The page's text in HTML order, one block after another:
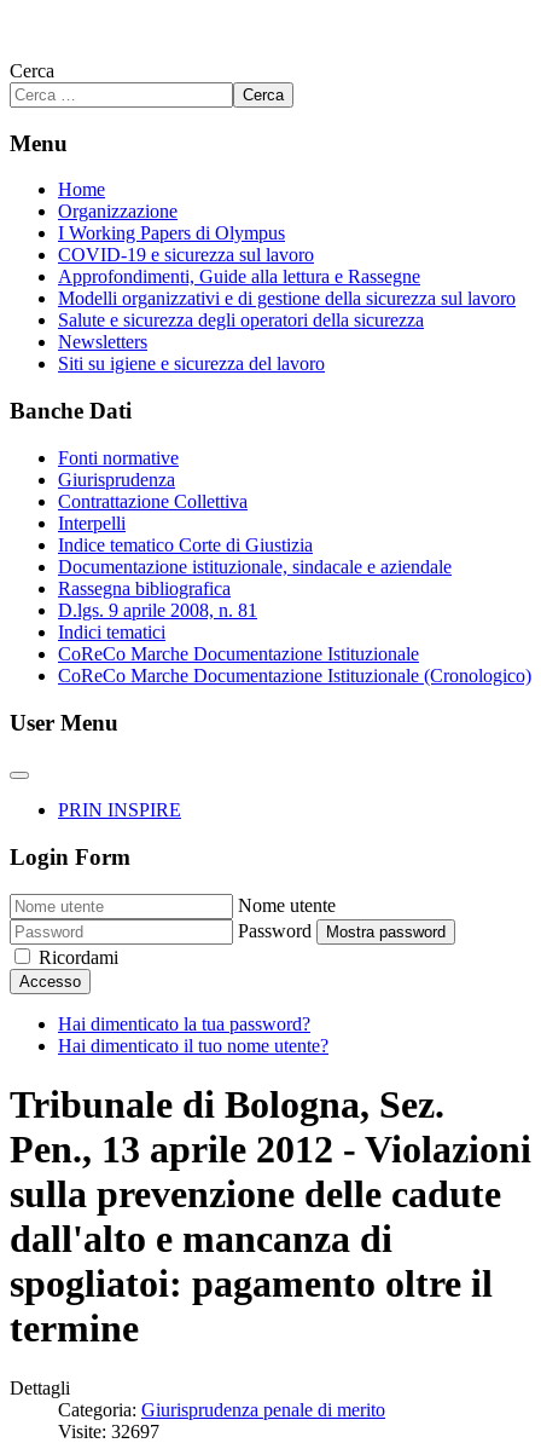
Cerca
Cerca
Menu
Home
Organizzazione
I Working Papers di Olympus
COVID-19 e sicurezza sul lavoro
Approfondimenti, Guide alla lettura e Rassegne
Modelli organizzativi e di gestione della sicurezza sul lavoro
Salute e sicurezza degli operatori della sicurezza
Newsletters
Siti su igiene e sicurezza del lavoro
Banche Dati
Fonti normative
Giurisprudenza
Contrattazione Collettiva
Interpelli
Indice tematico Corte di Giustizia
Documentazione istituzionale, sindacale e aziendale
Rassegna bibliografica
D.lgs. 9 aprile 2008, n. 81
Indici tematici
CoReCo Marche Documentazione Istituzionale
CoReCo Marche Documentazione Istituzionale (Cronologico)
User Menu
PRIN INSPIRE
Login Form
Nome utente
Password
Mostra password
Ricordami
Accesso
Hai dimenticato la tua password?
Hai dimenticato il tuo nome utente?
Tribunale di Bologna, Sez.
Pen., 13 aprile 2012 - Violazioni
sulla prevenzione delle cadute
dall'alto e mancanza di
spogliatoi: pagamento oltre il
termine
Dettagli
Categoria: Giurisprudenza penale di merito
Visite: 32697